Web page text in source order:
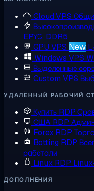
Cloud VPS
EPYC, DDR5
GPU VPS New
Windows VPS
Выделенные
Custom VPS
УДАЛЁННЫЙ РАБОЧИЙ
Купить RDP
США RDP
Forex RDP
Botting RDP
работали
Linux RDP
ДОПОЛНЕНИЯ